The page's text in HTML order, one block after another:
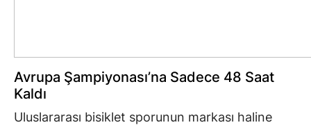
Avrupa Şampiyonası’na Sadece 48 Saat
Kaldı
Uluslararası bisiklet sporunun markası haline